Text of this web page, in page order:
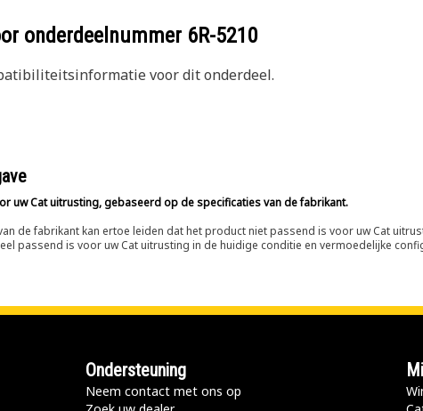
onderdeelnummer 6R-5210
voor dit onderdeel.
uw Cat uitrusting, gebaseerd op de specificaties van de fabrikant.
de fabrikant kan ertoe leiden dat het product niet passend is voor uw Cat
passend is voor uw Cat uitrusting in de huidige conditie en vermoedelijke
Ondersteuning
Neem contact met ons op